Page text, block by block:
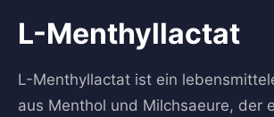
L-Menthyllactat
L-Menthyllactat ist ein
aus Menthol und Milchsaeure, der